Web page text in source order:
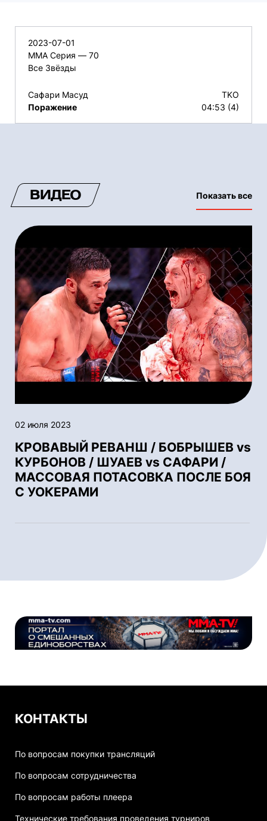
2023-07-01
ММА Серия — 70
Все Звёзды
Сафари Масуд
Поражение
TKO
04:53 (4)
ВИДЕО Показать все
02 июля 2023
КРОВАВЫЙ РЕВАНШ / БОБРЫШЕВ vs
КУРБОНОВ / ШУАЕВ vs САФАРИ /
МАССОВАЯ ПОТАСОВКА ПОСЛЕ БОЯ
С УОКЕРАМИ
КОНТАКТЫ
По вопросам покупки трансляций
По вопросам сотрудничества
По вопросам работы плеера
Технические требования проведения турниров